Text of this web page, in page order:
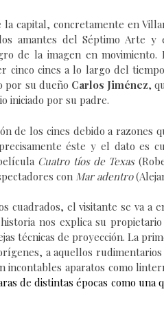
capital, concretamente en
amantes del Séptimo Arte y
de la imagen en
cinco cines a lo largo del
por su dueño Carlos Jiménez,
iniciado por su padre.
de los cines debido a razones
éste y el dato es
Cuatro tíos de Texas
con Mar adentro
cuadrados, el visitante se va a
nos explica su propietario
s técnicas de proyección. La
a aquellos rudimentarios
incontables aparatos como
de distintas épocas como una